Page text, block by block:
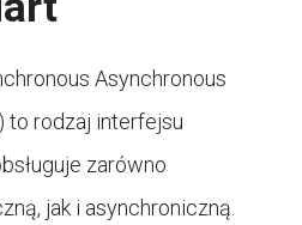
Asynchronous
to rodzaj interfejsu
zarówno
jak i asynchroniczną.